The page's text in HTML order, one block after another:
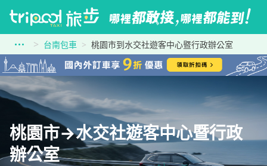
台南包車 桃園市到水交社遊客中心暨行政辦公室
桃園市→水交社遊客中心暨行政
辦公室